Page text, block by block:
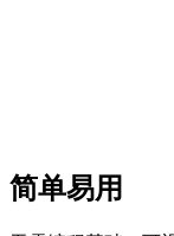
简单易用